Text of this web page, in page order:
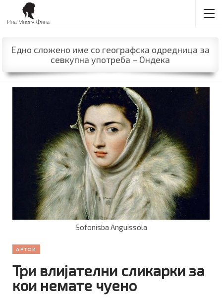
Едно сложено име со географска одредница за
севкупна употреба – Ондека
Sofonisba Anguissola
АРТОИ
Три влијателни сликарки за
кои немате чуено